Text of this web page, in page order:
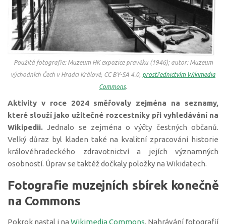
Použitá fotografie: Muzeum HK expozice pravěku (1946); autor: Muzeum
východních Čech v Hradci Králové, CC BY-SA 4.0, prostřednictvím Wikimedia
Commons.
Aktivity v roce 2024 směřovaly zejména na seznamy,
které slouží jako užitečné rozcestníky při vyhledávání na
Wikipedii. Jednalo se zejména o výčty čestných občanů.
Velký důraz byl kladen také na kvalitní zpracování historie
královéhradeckého zdravotnictví a jejích významných
osobností. Úprav se taktéž dočkaly položky na Wikidatech.
Fotografie muzejních sbírek konečně
na Commons
Pokrok nastal i na Wikimedia Commons. Nahrávání fotografií